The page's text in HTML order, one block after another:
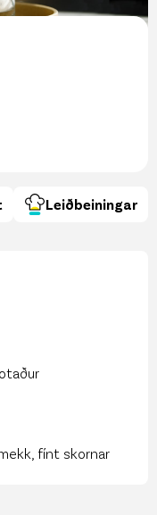
Leiðbeiningar
fínt skornar